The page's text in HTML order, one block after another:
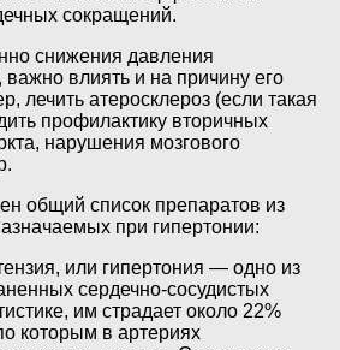
сокращений.
снижения давления
важно влиять и на причину его
лечить атеросклероз (если такая
профилактику вторичных
нарушения мозгового
общий список препаратов из
при гипертонии:
или гипертония — одно из
сердечно-сосудистых
им страдает около 22%
которым в артериях